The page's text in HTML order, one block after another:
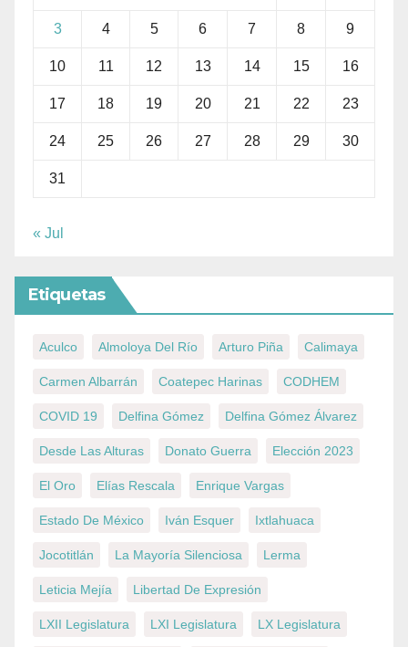
3 4 5 6 7 8 9
10 11 12 13 14 15 16
17 18 19 20 21 22 23
24 25 26 27 28 29 30
31
« Jul
Etiquetas
Aculco Almoloya Del Río Arturo Piña Calimaya
Carmen Albarrán Coatepec Harinas CODHEM
COVID 19 Delfina Gómez Delfina Gómez Álvarez
Desde Las Alturas Donato Guerra Elección 2023
El Oro Elías Rescala Enrique Vargas
Estado De México Iván Esquer Ixtlahuaca
Jocotitlán La Mayoría Silenciosa Lerma
Leticia Mejía Libertad De Expresión
LXII Legislatura LXI Legislatura LX Legislatura